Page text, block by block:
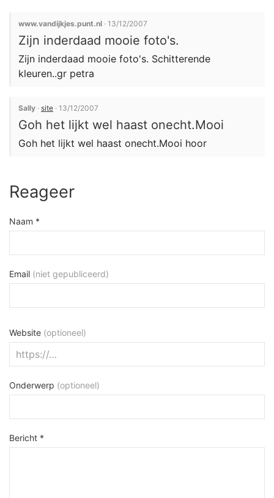
www.vandijkjes.punt.nl · 13/12/2007
Zijn inderdaad mooie foto's.
Zijn inderdaad mooie foto's. Schitterende
kleuren..gr petra
Sally · site · 13/12/2007
Goh het lijkt wel haast onecht.Mooi
Goh het lijkt wel haast onecht.Mooi hoor
Reageer
Naam *
Email (niet gepubliceerd)
Website (optioneel)
Onderwerp (optioneel)
Bericht *